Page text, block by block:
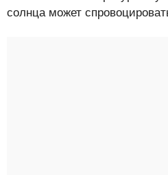
солнца может